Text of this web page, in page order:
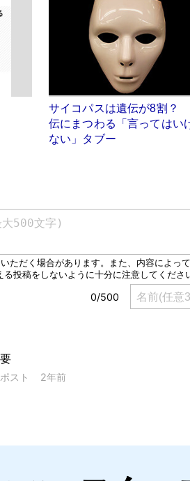
サイコパスは遺伝が8割？
伝にまつわる「言ってはい
ない」タブー